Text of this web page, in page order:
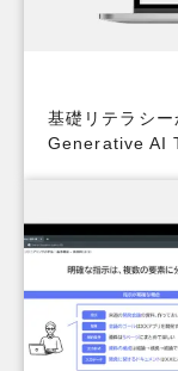
基礎リテラシー
Generative AI